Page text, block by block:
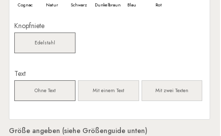
Cognac Natur Schwarz Dunkelbraun Blau Rot
Knopfniete
Edelstahl
Text
Ohne Text Mit einem Text Mit zwei Texten
Größe angeben (siehe Größenguide unten)